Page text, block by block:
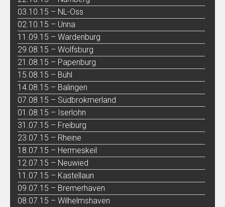
03.10.15 – NL-Oss
02.10.15 – Unna
11.09.15 – Wardenburg
29.08.15 – Wolfsburg
21.08.15 – Papenburg
15.08.15 – Bühl
14.08.15 – Balingen
07.08.15 – Südbrokmerland
01.08.15 – Iserlohn
31.07.15 – Freiburg
23.07.15 – Rheine
18.07.15 – Hermeskeil
12.07.15 – Neuwied
11.07.15 – Kastellaun
09.07.15 – Bremerhaven
08.07.15 – Wilhelmshaven